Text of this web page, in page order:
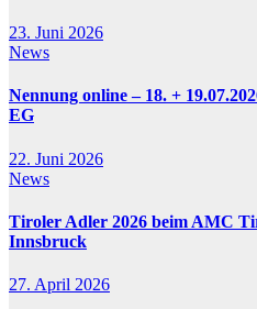
23. Juni 2026
News
Nennung online – 18. +
EG
22. Juni 2026
News
Tiroler Adler 2026 beim AMC
Innsbruck
27. April 2026